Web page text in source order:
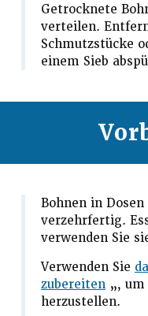
Getrocknete
verteilen.
Schmutzstücke
einem Sieb
Bohnen in
verzehrfertig.
verwenden Sie
Verwenden Sie
zubereiten „,
herzustellen.